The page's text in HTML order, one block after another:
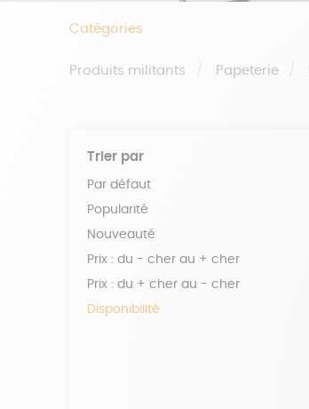
Catégories
Produits militants Papeterie
Trier par
Par défaut
Popularité
Nouveauté
Prix : du - cher au + cher
Prix : du + cher au - cher
Disponibilité